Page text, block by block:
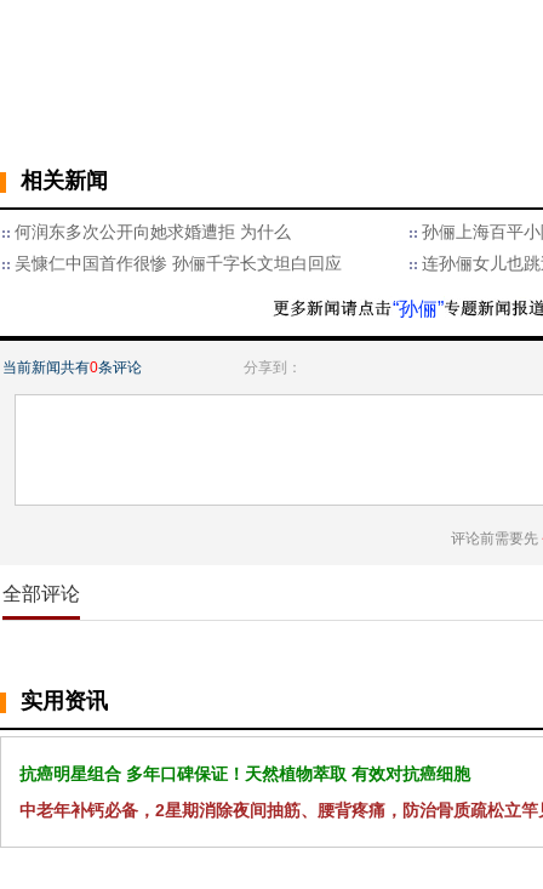
相关新闻
何润东多次公开向她求婚遭拒 为什么
孙俪上海百平
吴慷仁中国首作很惨 孙俪千字长文坦白回应
连孙俪女儿也
“孙俪”
当前新闻共有0条评论 分享到：
评论前需要先
全部评论
实用资讯
抗癌明星组合 多年口碑保证！天然植物萃取 有效对抗癌细胞
中老年补钙必备，2星期消除夜间抽筋、腰背疼痛，防治骨质疏松立竿